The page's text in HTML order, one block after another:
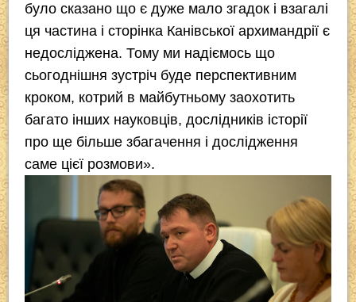
було сказано що є дуже мало згадок і взагалі
ця частина і сторінка Канівської архимандрії є
недосліджена. Тому ми надіємось що
сьогоднішня зустріч буде перспективним
кроком, котрий в майбутньому заохотить
багато інших науковців, дослідників історії
про ще більше збагачення і дослідження
саме цієї розмови».